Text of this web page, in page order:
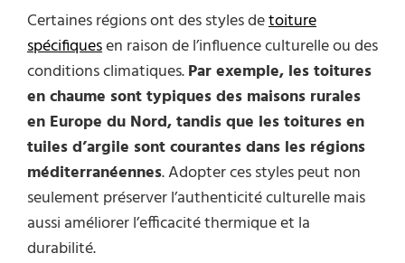
Certaines régions ont des styles detoiture
spécifiquesen raison de l’influence culturelle ou des
conditions climatiques.Par exemple, les toitures
en chaume sont typiques des maisons rurales
en Europe du Nord, tandis que les toitures en
tuiles d’argile sont courantes dans les régions
méditerranéennes. Adopter ces styles peut non
seulement préserver l’authenticité culturelle mais
aussi améliorer l’efficacité thermique et la
durabilité.